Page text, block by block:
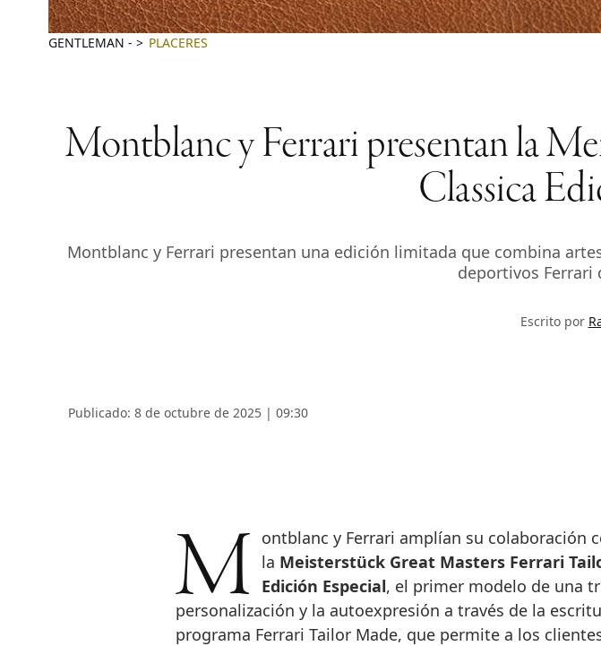
GENTLEMAN - PLACERES
Montblanc y Ferrari presentan la
Classica
Montblanc y Ferrari presentan una edición limitada que combina
deportivos Ferrari
Escrito por
Publicado: 8 de octubre de 2025 | 09:30
Montblanc y Ferrari amplían su colaboración con el lanzamiento de la Meisterstück Great Masters Ferrari
Edición Especial, el primer modelo de una
personalización y la autoexpresión a través de la
programa Ferrari Tailor Made, que permite a los